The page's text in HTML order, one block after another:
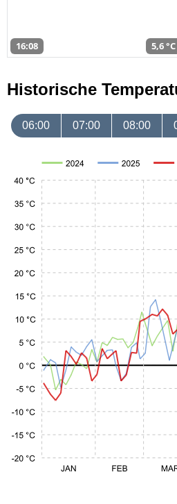
16:08 5,6 °C
Historische
06:00 07:00 08:00